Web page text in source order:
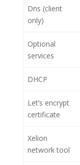
Dns (client
only)
Optional
services
DHCP
Let’s encrypt
certificate
Xelion
network tool